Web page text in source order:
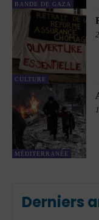
BANDE DE GAZA
CULTURE
MÉDITERRANÉE
Derniers